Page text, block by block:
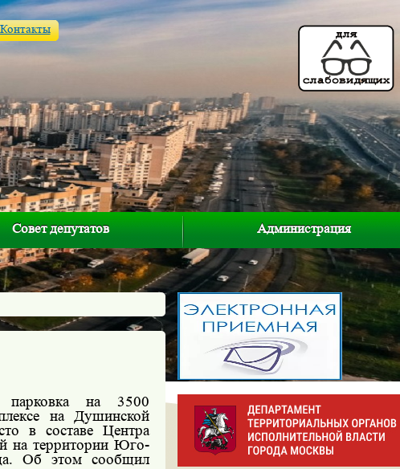
Контакты
Совет депутатов Администрация
парковка на 3500
на Душинской
в составе Центра
на территории Юго-
Об этом сообщил